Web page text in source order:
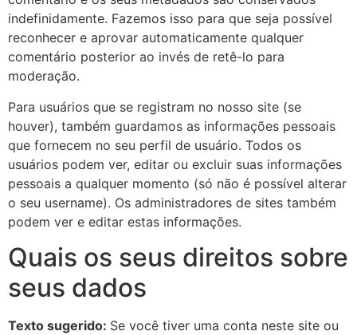
indefinidamente. Fazemos isso para que seja possível
reconhecer e aprovar automaticamente qualquer
comentário posterior ao invés de retê-lo para
moderação.
Para usuários que se registram no nosso site (se
houver), também guardamos as informações pessoais
que fornecem no seu perfil de usuário. Todos os
usuários podem ver, editar ou excluir suas informações
pessoais a qualquer momento (só não é possível alterar
o seu username). Os administradores de sites também
podem ver e editar estas informações.
Quais os seus direitos sobre
seus dados
Texto sugerido: Se você tiver uma conta neste site ou